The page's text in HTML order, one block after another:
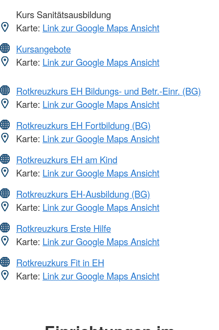
Kurs Sanitätsausbildung
Karte: Link zur Google Maps Ansicht
Kursangebote
Karte: Link zur Google Maps Ansicht
Rotkreuzkurs EH Bildungs- und Betr.-Einr. (BG)
Karte: Link zur Google Maps Ansicht
Rotkreuzkurs EH Fortbildung (BG)
Karte: Link zur Google Maps Ansicht
Rotkreuzkurs EH am Kind
Karte: Link zur Google Maps Ansicht
Rotkreuzkurs EH-Ausbildung (BG)
Karte: Link zur Google Maps Ansicht
Rotkreuzkurs Erste Hilfe
Karte: Link zur Google Maps Ansicht
Rotkreuzkurs Fit in EH
Karte: Link zur Google Maps Ansicht